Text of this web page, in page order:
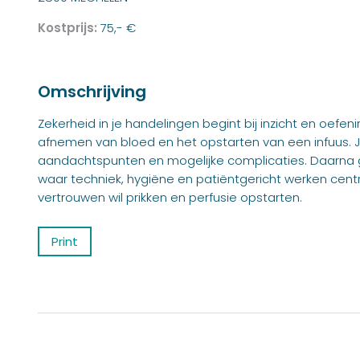
Kostprijs: 75,- €
Omschrijving
Zekerheid in je handelingen begint bij inzicht en
afnemen van bloed en het opstarten van een infuus.
aandachtspunten en mogelijke complicaties.
waar techniek, hygiëne en patiëntgericht werken
vertrouwen wil prikken en perfusie opstarten.
Print